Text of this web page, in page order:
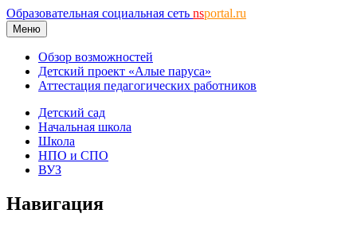
Образовательная социальная сеть nsportal.ru
Меню
Обзор возможностей
Детский проект «Алые паруса»
Аттестация педагогических работников
Детский сад
Начальная школа
Школа
НПО и СПО
ВУЗ
Навигация